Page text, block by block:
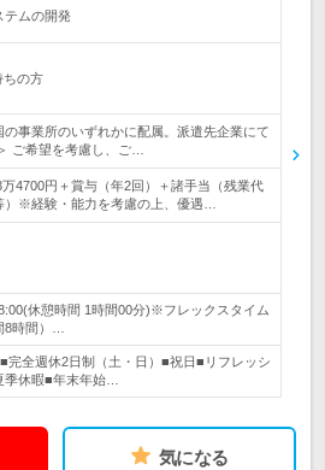
テムの開発
ちの方
の事業所のいずれかに配属。派遣先企業にて
ご希望を考慮し、ご…
4700円＋賞与（年2回）＋諸手当（残業代
）※経験・能力を考慮の上、優遇…
休憩時間 1時間00分)※フレックスタイム
8時間）…
全週休2日制（土・日）■祝日■リフレッシ
季休暇■年末年始…
気になる